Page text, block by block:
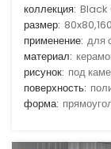
коллекция:
размер:
применение: для
материал:
рисунок: под
поверхность:
форма: